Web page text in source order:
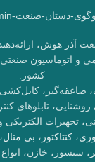
آذر هوش،
و اتوماسیون
کشور.
صاعقه‌گیر،
روشنایی، تابلوهای
تجهیزات الکتریکی و
،کنتاکتور ، بی متال
، سنسور، خازن، انواع